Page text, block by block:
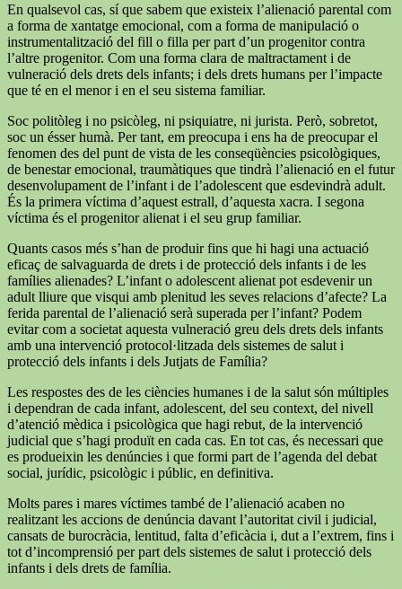
En qualsevol cas, sí que sabem que existeix l’alienació parental com
a forma de xantatge emocional, com a forma de manipulació o
instrumentalització del fill o filla per part d’un progenitor contra
l’altre progenitor. Com una forma clara de maltractament i de
vulneració dels drets dels infants; i dels drets humans per l’impacte
que té en el menor i en el seu sistema familiar.
Soc politòleg i no psicòleg, ni psiquiatre, ni jurista. Però, sobretot,
soc un ésser humà. Per tant, em preocupa i ens ha de preocupar el
fenomen des del punt de vista de les conseqüències psicològiques,
de benestar emocional, traumàtiques que tindrà l’alienació en el futur
desenvolupament de l’infant i de l’adolescent que esdevindrà adult.
És la primera víctima d’aquest estrall, d’aquesta xacra. I segona
víctima és el progenitor alienat i el seu grup familiar.
Quants casos més s’han de produir fins que hi hagi una actuació
eficaç de salvaguarda de drets i de protecció dels infants i de les
famílies alienades? L’infant o adolescent alienat pot esdevenir un
adult lliure que visqui amb plenitud les seves relacions d’afecte? La
ferida parental de l’alienació serà superada per l’infant? Podem
evitar com a societat aquesta vulneració greu dels drets dels infants
amb una intervenció protocol·litzada dels sistemes de salut i
protecció dels infants i dels Jutjats de Família?
Les respostes des de les ciències humanes i de la salut són múltiples
i dependran de cada infant, adolescent, del seu context, del nivell
d’atenció mèdica i psicològica que hagi rebut, de la intervenció
judicial que s’hagi produït en cada cas. En tot cas, és necessari que
es produeixin les denúncies i que formi part de l’agenda del debat
social, jurídic, psicològic i públic, en definitiva.
Molts pares i mares víctimes també de l’alienació acaben no
realitzant les accions de denúncia davant l’autoritat civil i judicial,
cansats de burocràcia, lentitud, falta d’eficàcia i, dut a l’extrem, fins i
tot d’incomprensió per part dels sistemes de salut i protecció dels
infants i dels drets de família.